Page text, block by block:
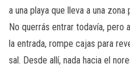
a una playa que lleva a una
No querrás entrar todavía, pero
la entrada, rompe cajas para
sal. Desde allí, nada hacia el